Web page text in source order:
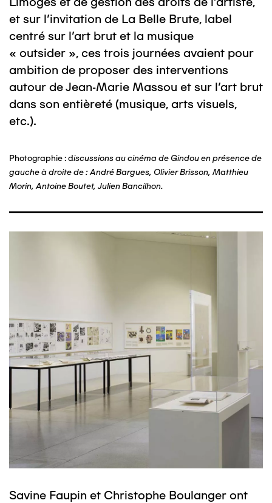
et sur l’invitation de La Belle Brute, label
centré sur l’art brut et la musique
« outsider », ces trois journées avaient pour
ambition de proposer des interventions
autour de Jean-Marie Massou et sur l’art brut
dans son entièreté (musique, arts visuels,
etc.).
Photographie : discussions au cinéma de Gindou en présence de
gauche à droite de : André Bargues, Olivier Brisson, Matthieu
Morin, Antoine Boutet, Julien Bancilhon.
Savine Faupin et Christophe Boulanger ont